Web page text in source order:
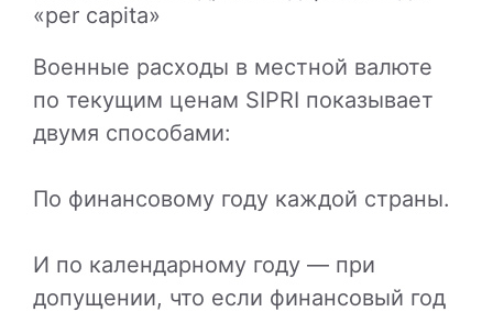
«per capita»
Военные расходы в местной валюте
по текущим ценам SIPRI показывает
двумя способами:
По финансовому году каждой страны.
И по календарному году — при
допущении, что если финансовый год